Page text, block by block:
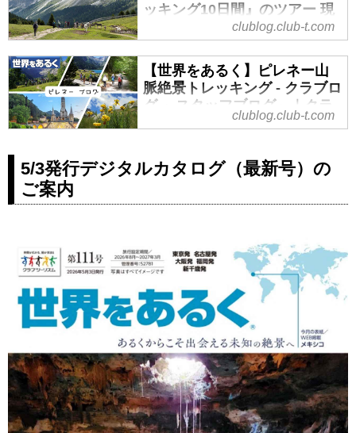
ツーリズム
クラブツーリズムの【世界をある
く】海外ハイキング・トレッキン
グ・登山の旅・ツアー特集！海外
の雄大な山々を一緒に歩いてみま
せんか？気軽なハイキングから、
山小屋泊まりの本格的トレッキン
おります。
www.club-t.com
たジョージア・アルメニアのハイ
キングツアーのレポートが届きま
したのでご紹介いたします...
ッキング10日間』のツアー 現
地レポート【世界をあるく】 -
クラブログ ～スタッフブログ
～｜クラブツーリズム
はじめに
皆さんこんにちは！本日は昨年
６・７月に催行されたドロミテの
づき、下記のコース番号：
E8789（E8787）というコースを
タリア５つの絶景トレッキング10
日間』ターキッシュエアラインズ
利用＆山岳リゾート滞在｜クラブ
ツーリズム
＜登山初級B＞『岩峰ドロミテと
アルプスの奥座敷アオスタへ北イ
タリア５つの絶景トレッキング10
日間』ターキッシュエアラインズ
利用＆山岳リゾート滞在...
clublog.club-t.com
【世界をあるく】ピレネー山
脈絶景トレッキング - クラブロ
グ ～スタッフブログ～｜クラ
レネー山脈でのトレッキングツア
は、花の宝庫ソルテニー谷、世界
大な絶景や、多彩な高山植物との
出会いといった魅力を解説。初心
者向けの8日間コースと経験者向け
の10日間コース、それぞれの違い
も分かりやすく比較しています。
clublog.club-t.com
5/3発行デジタルカタログ（最新号）の
ご案内